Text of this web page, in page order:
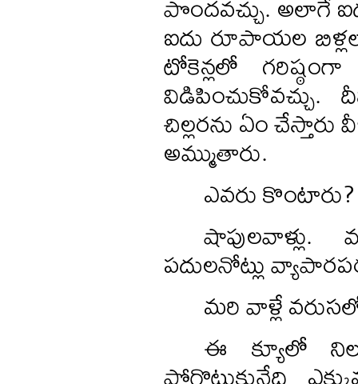
ఐదు రూపాయల
టోకెన్లలో
చిల్లరను ఏం చేస్తారు
అమ్ముతారు.
ఎవరు కొంటారు?
పదులనోట్లు
మరి వాళ్లే
ఈ క్యూలో